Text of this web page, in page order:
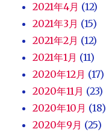
2021年4月 (12)
2021年3月 (15)
2021年2月 (12)
2021年1月 (11)
2020年12月 (17)
2020年11月 (23)
2020年10月 (18)
2020年9月 (25)